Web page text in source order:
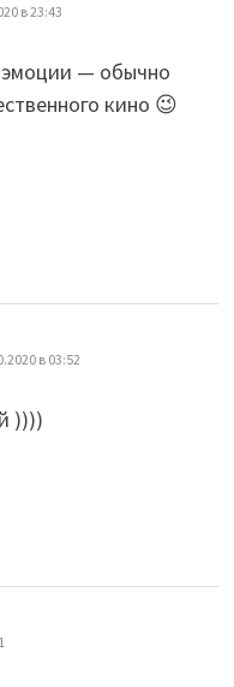
в 23:43
эмоции — обычно
кино 😉
в 03:52
))))